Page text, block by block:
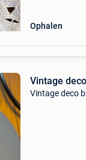
Ophalen
Vintage
Vintage deco